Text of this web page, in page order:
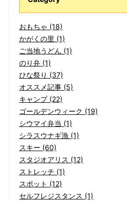
おもちゃ (18)
かがくの里 (1)
ご当地うどん (1)
のり弁 (1)
ひな祭り (37)
オススメ記事 (5)
キャンプ (22)
ゴールデンウィーク (19)
シウマイ弁当 (1)
シラスウナギ漁 (1)
スキー (60)
スタジオアリス (12)
ストレッチ (1)
スポット (12)
セルフレジスタンス (1)